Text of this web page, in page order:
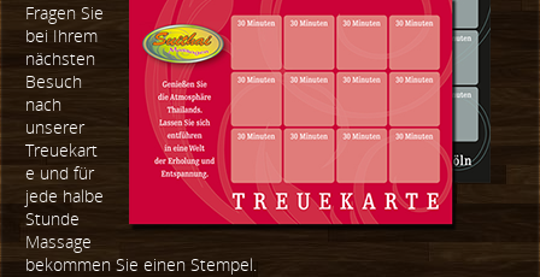
Fragen Sie
bei Ihrem
nächsten
Besuch
nach
unserer
Treuekart
e und für
jede halbe
Stunde
Massage
bekommen Sie einen Stempel.